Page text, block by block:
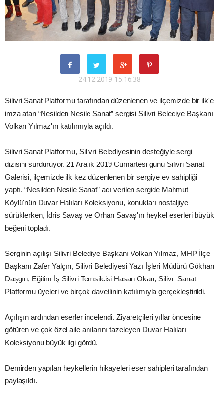
24.12.2019 15:16:38
Silivri Sanat Platformu tarafından düzenlenen ve ilçemizde bir ilk'e
imza atan “Nesilden Nesile Sanat” sergisi Silivri Belediye Başkanı
Volkan Yılmaz'ın katılımıyla açıldı.
Silivri Sanat Platformu, Silivri Belediyesinin desteğiyle sergi
dizisini sürdürüyor. 21 Aralık 2019 Cumartesi günü Silivri Sanat
Galerisi, ilçemizde ilk kez düzenlenen bir sergiye ev sahipliği
yaptı. “Nesilden Nesile Sanat” adı verilen sergide Mahmut
Köylü'nün Duvar Halıları Koleksiyonu, konukları nostaljiye
sürüklerken, İdris Savaş ve Orhan Savaş'ın heykel eserleri büyük
beğeni topladı.
Serginin açılışı Silivri Belediye Başkanı Volkan Yılmaz, MHP İlçe
Başkanı Zafer Yalçın, Silivri Belediyesi Yazı İşleri Müdürü Gökhan
Daşgın, Eğitim İş Silivri Temsilcisi Hasan Okan, Silivri Sanat
Platformu üyeleri ve birçok davetlinin katılımıyla gerçekleştirildi.
Açılışın ardından eserler incelendi. Ziyaretçileri yıllar öncesine
götüren ve çok özel aile anılarını tazeleyen Duvar Halıları
Koleksiyonu büyük ilgi gördü.
Demirden yapılan heykellerin hikayeleri eser sahipleri tarafından
paylaşıldı.